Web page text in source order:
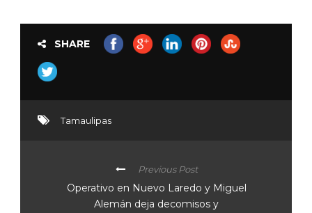
SHARE
Tamaulipas
Previous Post
Operativo en Nuevo Laredo y Miguel
Alemán deja decomisos y